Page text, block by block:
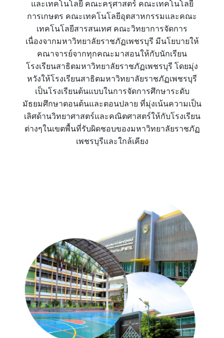
และเทคโนโลยี คณะครุศาสตร์ คณะเทคโนโลยี
การเกษตร คณะเทคโนโลยีอุตสาหกรรมและคณะ
เทคโนโลยีสารสนเทศ คณะวิทยาการจัดการ
เนื่องจากมหาวิทยาลัยราชภัฏเพชรบุรี มีนโยบายให้
คณาจารย์จากทุกคณะมาสอนให้กับนักเรียน
โรงเรียนสาธิตมหาวิทยาลัยราชภัฏเพชรบุรี โดยมุ่ง
หวังให้โรงเรียนสาธิตมหาวิทยาลัยราชภัฏเพชรบุรี
เป็นโรงเรียนต้นแบบในการจัดการศึกษาระดับ
มัธยมศึกษาตอนต้นและตอนปลาย ที่มุ่งเน้นความเป็น
เลิศด้านวิทยาศาสตร์และคณิตศาสตร์ให้กับโรงเรียน
ต่างๆในเขตพื้นที่รับผิดชอบของมหาวิทยาลัยราชภัฏ
เพชรบุรีและใกล้เคียง